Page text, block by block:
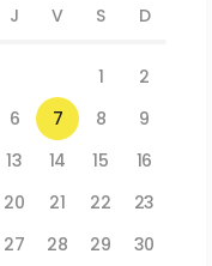
J V S D
1
2
6 7 8
9
13 14 15
16
20 21 22
23
27 28 29
30